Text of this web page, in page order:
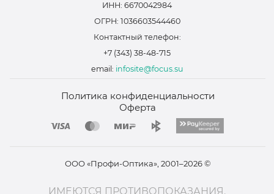
ИНН: 6670042984
ОГРН: 1036603544460
Контактный телефон:
+7 (343) 38-48-715
email: infosite@focus.su
ООО «Профи-Оптика», 2001–2026 ©
Политика конфиденциальности
Оферта
ИМЕЮТСЯ ПРОТИВОПОКАЗАНИЯ.